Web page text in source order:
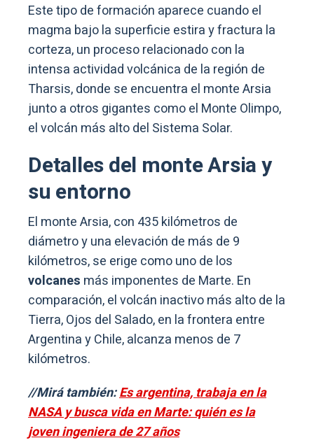
Este tipo de formación aparece cuando el
magma bajo la superficie estira y fractura la
corteza, un proceso relacionado con la
intensa actividad volcánica de la región de
Tharsis, donde se encuentra el monte Arsia
junto a otros gigantes como el Monte Olimpo,
el volcán más alto del Sistema Solar.
Detalles del monte Arsia y
su entorno
El monte Arsia, con 435 kilómetros de
diámetro y una elevación de más de 9
kilómetros, se erige como uno de los
volcanes más imponentes de Marte. En
comparación, el volcán inactivo más alto de la
Tierra, Ojos del Salado, en la frontera entre
Argentina y Chile, alcanza menos de 7
kilómetros.
//Mirá también:Es argentina, trabaja en la
NASA y busca vida en Marte: quién es la
joven ingeniera de 27 años